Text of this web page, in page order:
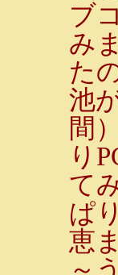
ブ
み
た
池
間
り
て
ぱ
恵